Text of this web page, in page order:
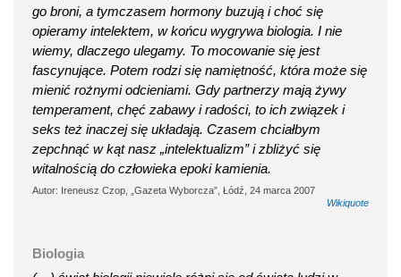
go broni, a tymczasem hormony buzują i choć się
opieramy intelektem, w końcu wygrywa biologia. I nie
wiemy, dlaczego ulegamy. To mocowanie się jest
fascynujące. Potem rodzi się namiętność, która może się
mienić rożnymi odcieniami. Gdy partnerzy mają żywy
temperament, chęć zabawy i radości, to ich związek i
seks też inaczej się układają. Czasem chciałbym
zepchnąć w kąt nasz „intelektualizm” i zbliżyć się
witalnością do człowieka epoki kamienia.
Autor: Ireneusz Czop, „Gazeta Wyborcza”, Łódź, 24 marca 2007
Wikiquote
Biologia